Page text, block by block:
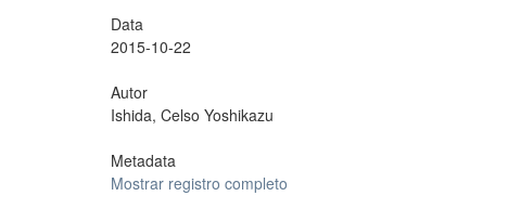
Data
2015-10-22
Autor
Ishida, Celso Yoshikazu
Metadata
Mostrar registro completo